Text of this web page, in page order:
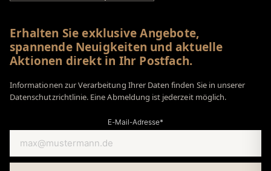
Erhalten Sie exklusive Angebote,
spannende Neuigkeiten und aktuelle
Aktionen direkt in Ihr Postfach.
Informationen zur Verarbeitung Ihrer Daten finden Sie in unserer
Datenschutzrichtlinie. Eine Abmeldung ist jederzeit möglich.
E-Mail-Adresse*